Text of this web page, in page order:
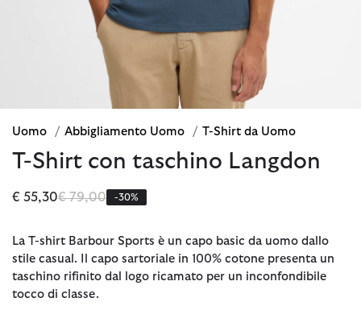
Uomo / Abbigliamento Uomo / T-Shirt da Uomo
T-Shirt con taschino Langdon
€ 55,30Prezzo ridotto da
€ 79,00a -30%
La T-shirt Barbour Sports è un capo basic da uomo dallo
stile casual. Il capo sartoriale in 100% cotone presenta un
taschino rifinito dal logo ricamato per un inconfondibile
tocco di classe.